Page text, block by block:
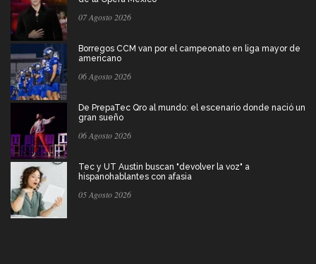
07 Agosto 2026
Borregos CCM van por el campeonato en liga mayor de
americano
06 Agosto 2026
De PrepaTec Qro al mundo: el escenario donde nació un
gran sueño
06 Agosto 2026
Tec y UT Austin buscan "devolver la voz" a
hispanohablantes con afasia
05 Agosto 2026